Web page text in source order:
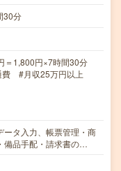
30分
＝1,800円×7時間30分
費 #月収25万円以上
ータ入力、帳票管理・商
備品手配・請求書の…